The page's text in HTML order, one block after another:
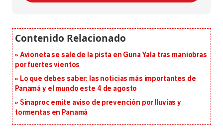
Avioneta se sale de la pista en Guna Yala tras maniobras
por fuertes vientos
Lo que debes saber: las noticias más importantes de
Panamá y el mundo este 4 de agosto
Sinaproc emite aviso de prevención por lluvias y
tormentas en Panamá